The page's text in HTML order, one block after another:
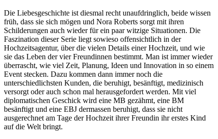
Die Liebesgeschichte ist diesmal recht unaufdringlich, beide wissen
früh, dass sie sich mögen und Nora Roberts sorgt mit ihren
Schilderungen auch wieder für ein paar witzige Situationen. Die
Faszination dieser Serie liegt sowieso offensichtlich in der
Hochzeitsagentur, über die vielen Details einer Hochzeit, und wie
sie das Leben der vier Freundinnen bestimmt. Man ist immer wieder
überrascht, wie viel Zeit, Planung, Ideen und Innovation in so einem
Event stecken. Dazu kommen dann immer noch die
unterschiedlichsten Kunden, die beruhigt, besänftigt, medizinisch
versorgt oder auch schon mal herausgefordert werden. Mit viel
diplomatischen Geschick wird eine MB gezähmt, eine BM
besänftigt und eine EBJ dermassen beruhigt, dass sie nicht
ausgerechnet am Tage der Hochzeit ihrer Freundin ihr erstes Kind
auf die Welt bringt.